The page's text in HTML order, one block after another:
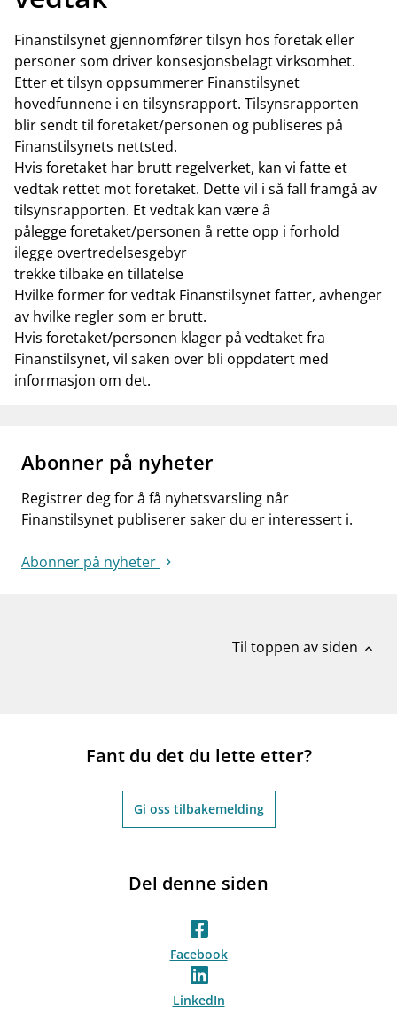
Finanstilsynet gjennomfører tilsyn hos foretak eller
personer som driver konsesjonsbelagt virksomhet.
Etter et tilsyn oppsummerer Finanstilsynet
hovedfunnene i en tilsynsrapport. Tilsynsrapporten
blir sendt til foretaket/personen og publiseres på
Finanstilsynets nettsted.
Hvis foretaket har brutt regelverket, kan vi fatte et
vedtak rettet mot foretaket. Dette vil i så fall framgå av
tilsynsrapporten. Et vedtak kan være å
pålegge foretaket/personen å rette opp i forhold
ilegge overtredelsesgebyr
trekke tilbake en tillatelse
Hvilke former for vedtak Finanstilsynet fatter, avhenger
av hvilke regler som er brutt.
Hvis foretaket/personen klager på vedtaket fra
Finanstilsynet, vil saken over bli oppdatert med
informasjon om det.
Abonner på nyheter
Registrer deg for å få nyhetsvarsling når
Finanstilsynet publiserer saker du er interessert i.
Abonner på nyheter
Til toppen av siden expand_less
Fant du det du lette etter?
Gi oss tilbakemelding
Del denne siden
Facebook
LinkedIn